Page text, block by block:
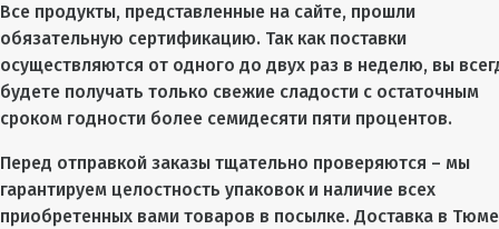
Все продукты, представленные на сайте, прошли
обязательную сертификацию. Так как поставки
осуществляются от одного до двух раз в неделю, вы
будете получать только свежие сладости с остаточным
сроком годности более семидесяти пяти процентов.
Перед отправкой заказы тщательно проверяются – мы
гарантируем целостность упаковок и наличие всех
приобретенных вами товаров в посылке. Доставка в